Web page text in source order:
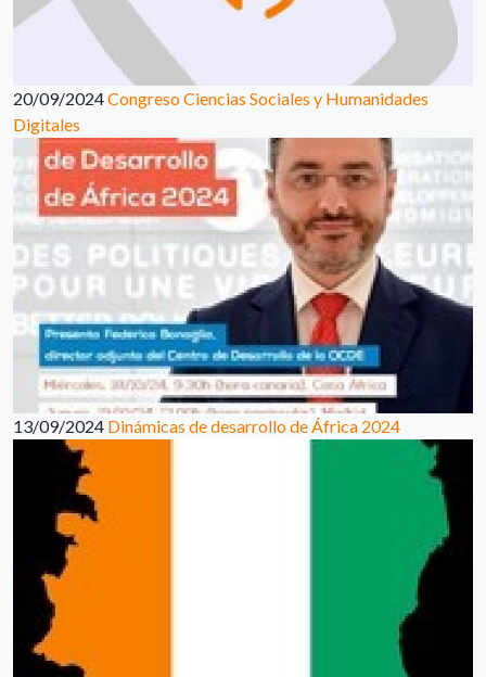
20/09/2024Congreso Ciencias Sociales y Humanidades
Digitales
13/09/2024 Dinámicas de desarrollo de África 2024